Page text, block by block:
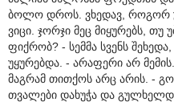
ბოლო დროს. ვხედავ, როგორ
ვიცი. ჯორჯი მეც მიყურებს,
ფიქრობ? - სემმა სვენს
უყურებდა. - არაფერი არ
მაგრამ თითქოს არც არის. -
თვალები დახუჭა და